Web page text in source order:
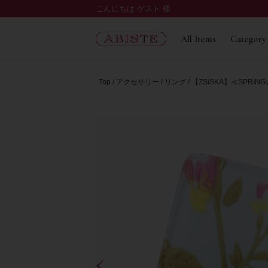
こんにちは ゲスト 様
All Items Category
Top アクセサリー リング 【ZSiSKA】